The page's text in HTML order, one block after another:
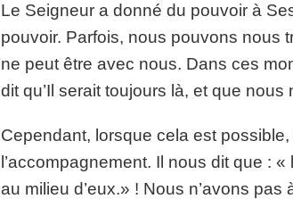
Le Seigneur a donné du pouvoir à
pouvoir. Parfois, nous pouvons nous
ne peut être avec nous. Dans ces
dit qu’Il serait toujours là, et que
Cependant, lorsque cela est
l’accompagnement. Il nous dit que :
au milieu d’eux.» ! Nous n’avons